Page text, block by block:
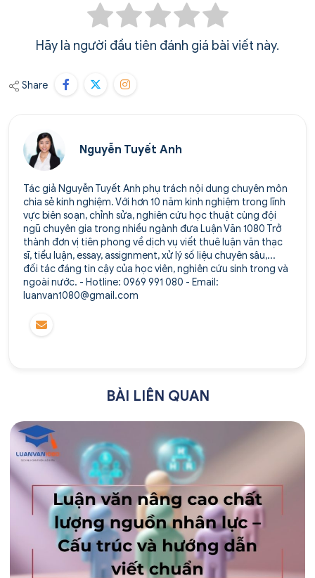
Hãy là người đầu tiên đánh giá bài viết này.
Share
Nguyễn Tuyết Anh
Tác giả Nguyễn Tuyết Anh phụ trách nội dung chuyên môn
chia sẻ kinh nghiệm. Với hơn 10 năm kinh nghiệm trong lĩnh
vực biên soạn, chỉnh sửa, nghiên cứu học thuật cùng đội
ngũ chuyên gia trong nhiều ngành đưa Luận Văn 1080 Trở
thành đơn vị tiên phong về dịch vụ viết thuê luận văn thạc
sĩ, tiểu luận, essay, assignment, xử lý số liệu chuyên sâu,...
đối tác đáng tin cậy của học viên, nghiên cứu sinh trong và
ngoài nước. - Hotline: 0969 991 080 - Email:
luanvan1080@gmail.com
BÀI LIÊN QUAN